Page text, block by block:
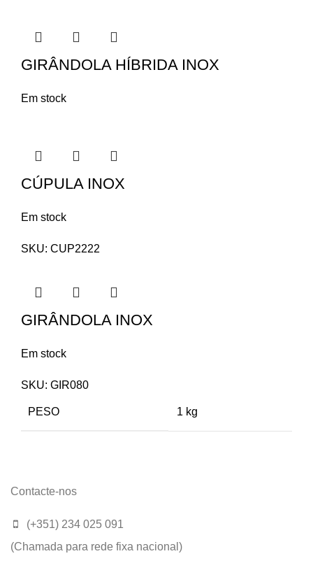
GIRÂNDOLA HÍBRIDA INOX
Em stock
CÚPULA INOX
Em stock
SKU: CUP2222
GIRÂNDOLA INOX
Em stock
SKU: GIR080
PESO 1 kg
Contacte-nos
(+351) 234 025 091
(Chamada para rede fixa nacional)